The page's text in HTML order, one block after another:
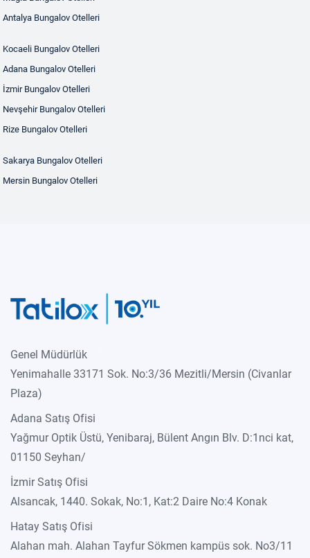
Antalya Bungalov Otelleri
Kocaeli Bungalov Otelleri
Adana Bungalov Otelleri
İzmir Bungalov Otelleri
Nevşehir Bungalov Otelleri
Rize Bungalov Otelleri
Sakarya Bungalov Otelleri
Mersin Bungalov Otelleri
Genel Müdürlük
Yenimahalle 33171 Sok. No:3/36 Mezitli/Mersin (Civanlar
Plaza)
Adana Satış Ofisi
Yağmur Optik Üstü, Yenibaraj, Bülent Angın Blv. D:1nci kat,
01150 Seyhan/
İzmir Satış Ofisi
Alsancak, 1440. Sokak, No:1, Kat:2 Daire No:4 Konak
Hatay Satış Ofisi
Alahan mah. Alahan Tayfur Sökmen kampüs sok. No3/11